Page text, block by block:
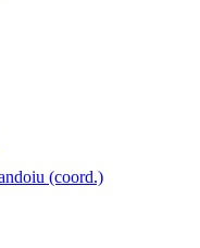
(coord.)